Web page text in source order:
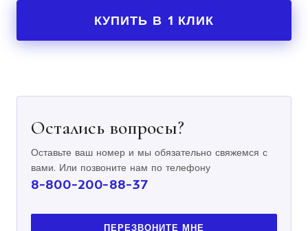
КУПИТЬ В 1 КЛИК
Остались вопросы?
Оставьте ваш номер и мы обязательно свяжемся с
вами. Или позвоните нам по телефону
8-800-200-88-37
ПЕРЕЗВОНИТЕ МНЕ